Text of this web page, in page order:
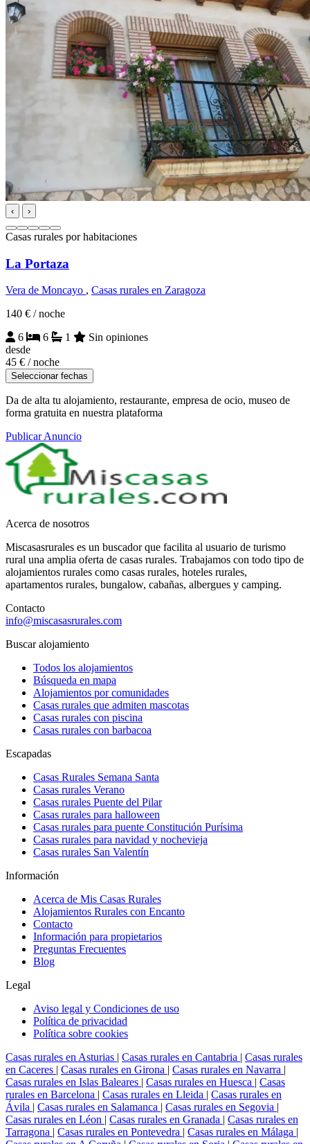
‹ ›
Casas rurales por habitaciones
La Portaza
Vera de Moncayo , Casas rurales en Zaragoza
140 € / noche
6
6 1
Sin opiniones
desde
45 € / noche
Seleccionar fechas
Da de alta tu alojamiento, restaurante, empresa de ocio, museo de
forma gratuita en nuestra plataforma
Publicar Anuncio
Acerca de nosotros
Miscasasrurales es un buscador que facilita al usuario de turismo
rural una amplia oferta de casas rurales. Trabajamos con todo tipo de
alojamientos rurales como casas rurales, hoteles rurales,
apartamentos rurales, bungalow, cabañas, albergues y camping.
Contacto
info@miscasasrurales.com
Buscar alojamiento
Todos los alojamientos
Búsqueda en mapa
Alojamientos por comunidades
Casas rurales que admiten mascotas
Casas rurales con piscina
Casas rurales con barbacoa
Escapadas
Casas Rurales Semana Santa
Casas rurales Verano
Casas rurales Puente del Pilar
Casas rurales para halloween
Casas rurales para puente Constitución Purísima
Casas rurales para navidad y nochevieja
Casas rurales San Valentín
Información
Acerca de Mis Casas Rurales
Alojamientos Rurales con Encanto
Contacto
Información para propietarios
Preguntas Frecuentes
Blog
Legal
Aviso legal y Condiciones de uso
Política de privacidad
Política sobre cookies
Casas rurales en Asturias | Casas rurales en Cantabria | Casas rurales
en Caceres | Casas rurales en Girona | Casas rurales en Navarra |
Casas rurales en Islas Baleares | Casas rurales en Huesca | Casas
rurales en Barcelona | Casas rurales en Lleida | Casas rurales en
Ávila | Casas rurales en Salamanca | Casas rurales en Segovia |
Casas rurales en Léon | Casas rurales en Granada | Casas rurales en
Tarragona | Casas rurales en Pontevedra | Casas rurales en Málaga |